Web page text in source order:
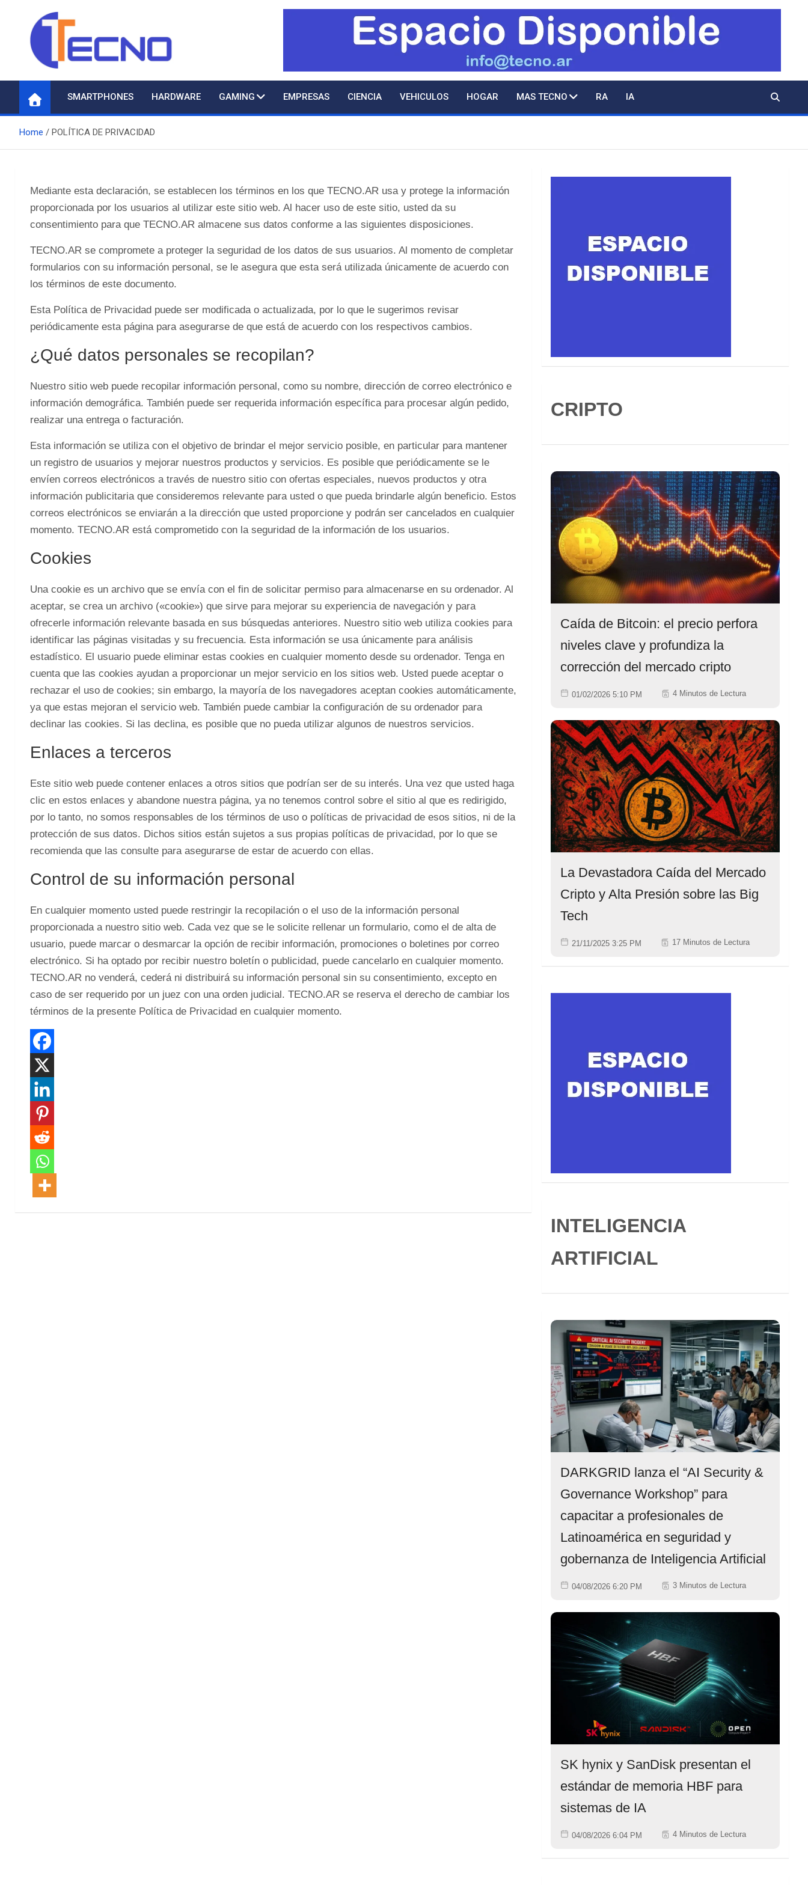
TecnoSMARTPHONES HARDWARE GAMING EMPRESAS CIENCIA VEHICULOS HOGAR MAS TECNO RA IA
Home POLÍTICA DE PRIVACIDAD
Mediante esta declaración, se establecen los términos en los que TECNO.AR usa y protege la información
proporcionada por los usuarios al utilizar este sitio web. Al hacer uso de este sitio, usted da su
consentimiento para que TECNO.AR almacene sus datos conforme a las siguientes disposiciones.
TECNO.AR se compromete a proteger la seguridad de los datos de sus usuarios. Al momento de completar
formularios con su información personal, se le asegura que esta será utilizada únicamente de acuerdo con
los términos de este documento.
Esta Política de Privacidad puede ser modificada o actualizada, por lo que le sugerimos revisar
periódicamente esta página para asegurarse de que está de acuerdo con los respectivos cambios.
¿Qué datos personales se recopilan?
Nuestro sitio web puede recopilar información personal, como su nombre, dirección de correo electrónico e
información demográfica. También puede ser requerida información específica para procesar algún pedido,
realizar una entrega o facturación.
Esta información se utiliza con el objetivo de brindar el mejor servicio posible, en particular para mantener
un registro de usuarios y mejorar nuestros productos y servicios. Es posible que periódicamente se le
envíen correos electrónicos a través de nuestro sitio con ofertas especiales, nuevos productos y otra
información publicitaria que consideremos relevante para usted o que pueda brindarle algún beneficio. Estos
correos electrónicos se enviarán a la dirección que usted proporcione y podrán ser cancelados en cualquier
momento. TECNO.AR está comprometido con la seguridad de la información de los usuarios.
Cookies
Una cookie es un archivo que se envía con el fin de solicitar permiso para almacenarse en su ordenador. Al
aceptar, se crea un archivo («cookie») que sirve para mejorar su experiencia de navegación y para
ofrecerle información relevante basada en sus búsquedas anteriores. Nuestro sitio web utiliza cookies para
identificar las páginas visitadas y su frecuencia. Esta información se usa únicamente para análisis
estadístico. El usuario puede eliminar estas cookies en cualquier momento desde su ordenador. Tenga en
cuenta que las cookies ayudan a proporcionar un mejor servicio en los sitios web. Usted puede aceptar o
rechazar el uso de cookies; sin embargo, la mayoría de los navegadores aceptan cookies automáticamente,
ya que estas mejoran el servicio web. También puede cambiar la configuración de su ordenador para
declinar las cookies. Si las declina, es posible que no pueda utilizar algunos de nuestros servicios.
Enlaces a terceros
Este sitio web puede contener enlaces a otros sitios que podrían ser de su interés. Una vez que usted haga
clic en estos enlaces y abandone nuestra página, ya no tenemos control sobre el sitio al que es redirigido,
por lo tanto, no somos responsables de los términos de uso o políticas de privacidad de esos sitios, ni de la
protección de sus datos. Dichos sitios están sujetos a sus propias políticas de privacidad, por lo que se
recomienda que las consulte para asegurarse de estar de acuerdo con ellas.
Control de su información personal
En cualquier momento usted puede restringir la recopilación o el uso de la información personal
proporcionada a nuestro sitio web. Cada vez que se le solicite rellenar un formulario, como el de alta de
usuario, puede marcar o desmarcar la opción de recibir información, promociones o boletines por correo
electrónico. Si ha optado por recibir nuestro boletín o publicidad, puede cancelarlo en cualquier momento.
TECNO.AR no venderá, cederá ni distribuirá su información personal sin su consentimiento, excepto en
caso de ser requerido por un juez con una orden judicial. TECNO.AR se reserva el derecho de cambiar los
términos de la presente Política de Privacidad en cualquier momento.
CRIPTO
Caída de Bitcoin: el precio perfora
niveles clave y profundiza la
corrección del mercado cripto
01/02/2026 5:10 PM 4 Minutos de Lectura
La Devastadora Caída del Mercado
Cripto y Alta Presión sobre las Big
Tech
21/11/2025 3:25 PM 17 Minutos de Lectura
INTELIGENCIA
ARTIFICIAL
DARKGRID lanza el “AI Security &
Governance Workshop” para
capacitar a profesionales de
Latinoamérica en seguridad y
gobernanza de Inteligencia Artificial
04/08/2026 6:20 PM 3 Minutos de Lectura
SK hynix y SanDisk presentan el
estándar de memoria HBF para
sistemas de IA
04/08/2026 6:04 PM 4 Minutos de Lectura